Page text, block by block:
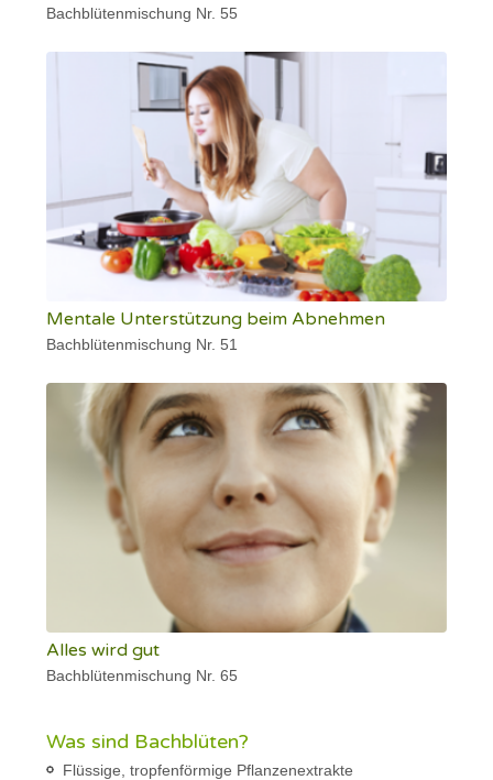
Bachblütenmischung Nr. 55
Mentale Unterstützung beim Abnehmen
Bachblütenmischung Nr. 51
Alles wird gut
Bachblütenmischung Nr. 65
Was sind Bachblüten?
Flüssige, tropfenförmige Pflanzenextrakte